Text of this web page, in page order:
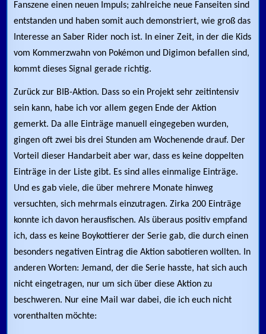
Fanszene einen neuen Impuls; zahlreiche neue Fanseiten sind
entstanden und haben somit auch demonstriert, wie groß das
Interesse an Saber Rider noch ist. In einer Zeit, in der die Kids
vom Kommerzwahn von Pokémon und Digimon befallen sind,
kommt dieses Signal gerade richtig.
Zurück zur BIB-Aktion. Dass so ein Projekt sehr zeitintensiv
sein kann, habe ich vor allem gegen Ende der Aktion
gemerkt. Da alle Einträge manuell eingegeben wurden,
gingen oft zwei bis drei Stunden am Wochenende drauf. Der
Vorteil dieser Handarbeit aber war, dass es keine doppelten
Einträge in der Liste gibt. Es sind alles einmalige Einträge.
Und es gab viele, die über mehrere Monate hinweg
versuchten, sich mehrmals einzutragen. Zirka 200 Einträge
konnte ich davon herausfischen. Als überaus positiv empfand
ich, dass es keine Boykottierer der Serie gab, die durch einen
besonders negativen Eintrag die Aktion sabotieren wollten. In
anderen Worten: Jemand, der die Serie hasste, hat sich auch
nicht eingetragen, nur um sich über diese Aktion zu
beschweren. Nur eine Mail war dabei, die ich euch nicht
vorenthalten möchte: